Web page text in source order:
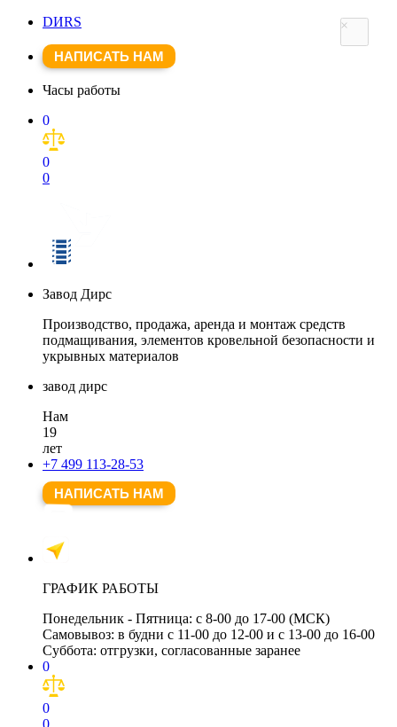
DИRS
НАПИСАТЬ НАМ
Часы работы
0
0
0
Завод Дирс
Производство, продажа, аренда и монтаж средств
подмащивания, элементов кровельной безопасности и
укрывных материалов
завод дирс
Нам
19
лет
+7 499 113-28-53
НАПИСАТЬ НАМ
ГРАФИК РАБОТЫ
Понедельник - Пятница: с 8-00 до 17-00 (МСК)
Самовывоз: в будни с 11-00 до 12-00 и с 13-00 до 16-00
Суббота: отгрузки, согласованные заранее
0
0
0
×